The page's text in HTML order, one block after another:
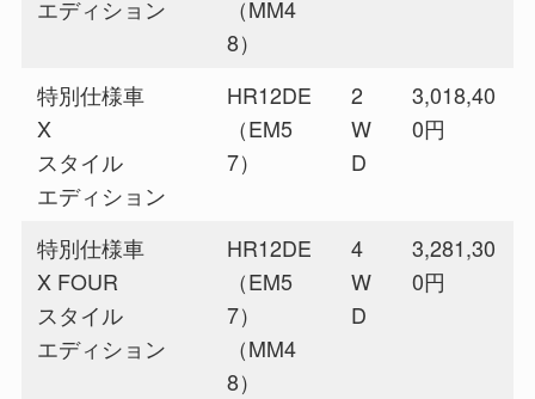
エディション
（MM4
8）
特別仕様車
X
スタイル
エディション
HR12DE
（EM5
7）
2
W
D
3,018,40
0円
特別仕様車
X FOUR
スタイル
エディション
HR12DE
（EM5
7）
（MM4
8）
4
W
D
3,281,30
0円